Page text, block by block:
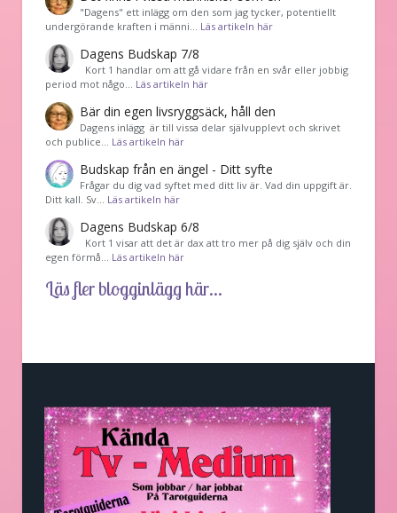
"Dagens" ett inlägg om den som jag tycker, potentiellt
undergörande kraften i männi… Läs artikeln här
Dagens Budskap 7/8
Kort 1 handlar om att gå vidare från en svår eller jobbig
period mot någo… Läs artikeln här
Bär din egen livsryggsäck, håll den
Dagens inlägg är till vissa delar självupplevt och skrivet
och publice… Läs artikeln här
Budskap från en ängel - Ditt syfte
Frågar du dig vad syftet med ditt liv är. Vad din uppgift är.
Ditt kall. Sv… Läs artikeln här
Dagens Budskap 6/8
Kort 1 visar att det är dax att tro mer på dig själv och din
egen förmå… Läs artikeln här
Läs fler blogginlägg här...